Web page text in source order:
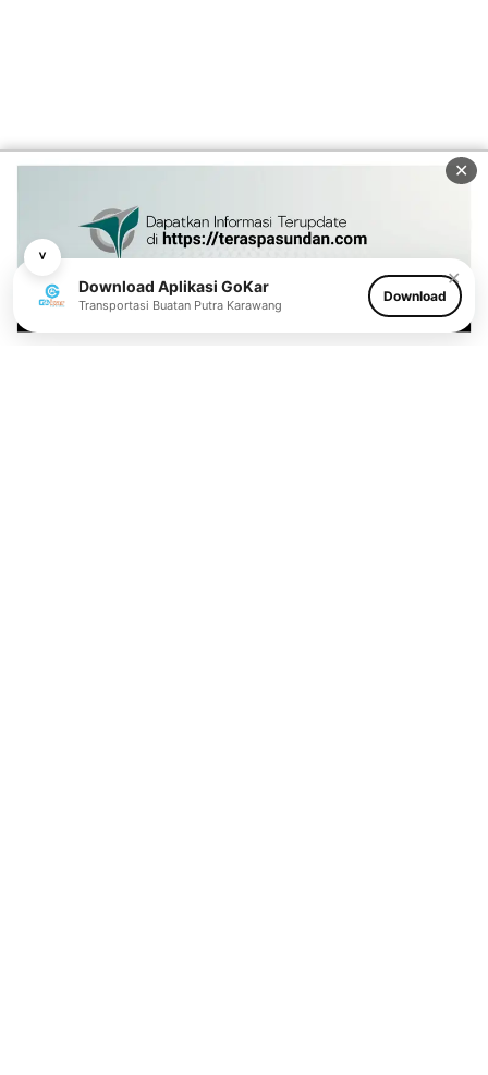
˅
✕
Download Aplikasi GoKar
Transportasi Buatan Putra Karawang
Download
✕